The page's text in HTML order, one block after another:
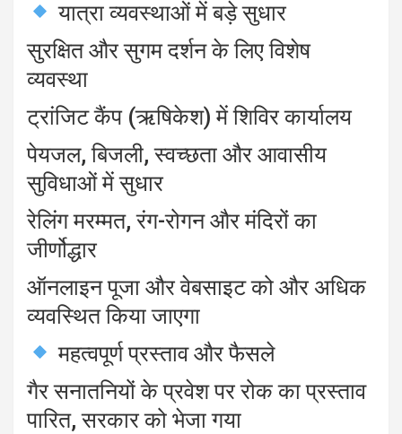
यात्रा व्यवस्थाओं में बड़े सुधार
सुरक्षित और सुगम दर्शन के लिए विशेष
व्यवस्था
ट्रांजिट कैंप (ऋषिकेश) में शिविर कार्यालय
पेयजल, बिजली, स्वच्छता और आवासीय
सुविधाओं में सुधार
रेलिंग मरम्मत, रंग-रोगन और मंदिरों का
जीर्णोद्धार
ऑनलाइन पूजा और वेबसाइट को और अधिक
व्यवस्थित किया जाएगा
महत्वपूर्ण प्रस्ताव और फैसले
गैर सनातनियों के प्रवेश पर रोक का प्रस्ताव
पारित, सरकार को भेजा गया